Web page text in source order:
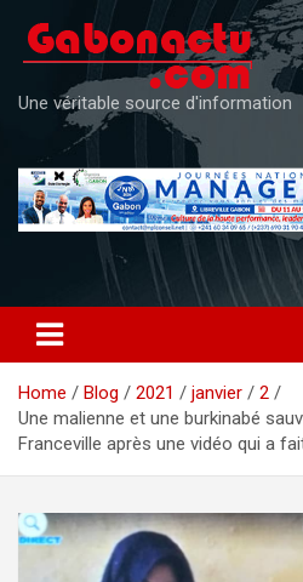
content
Une véritable source d'information
Home Blog 2021 janvier
2
Une malienne et une burkinabé
Franceville après une vidéo qui a